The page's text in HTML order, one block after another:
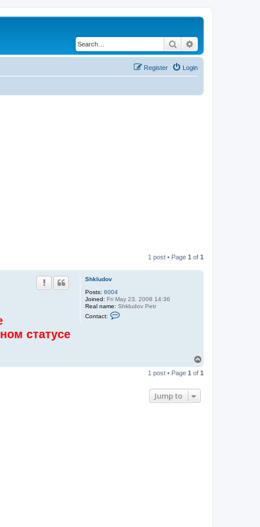
Search
Login
Register
1 post • Page 1 of 1
Shkludov
Posts: 6004
Joined: Fri May 23, 2008 14:36
Real name: Shkludov Petr
Contact:
h
статусе
p
1 post • Page 1 of 1
Jump to